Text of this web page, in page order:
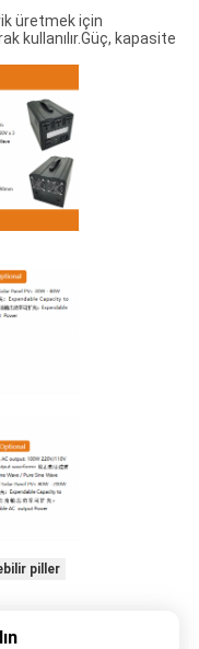
üretmek için
kullanılır.Güç, kapasite
piller